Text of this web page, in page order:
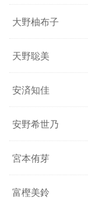
大野柚布子
天野聡美
安済知佳
安野希世乃
宮本侑芽
富樫美鈴